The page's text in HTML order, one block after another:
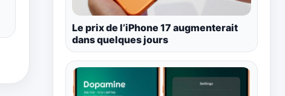
Le prix de l’iPhone 17 augmenterait
dans quelques jours